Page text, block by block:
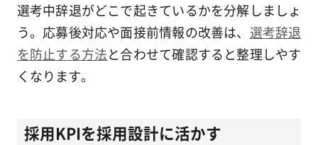
選考中辞退がどこで起きているかを分解しましょ
う。応募後対応や面接前情報の改善は、 選考辞退
を防止する方法と合わせて確認すると整理しやす
くなります。
採用KPIを採用設計に活かす